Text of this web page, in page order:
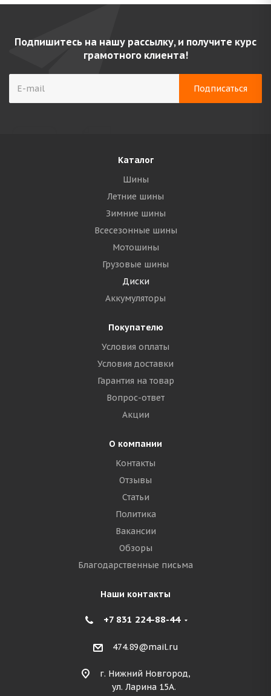
Подпишитесь на нашу рассылку, и получите курс
грамотного клиента!
Каталог
Шины
Летние шины
Зимние шины
Всесезонные шины
Мотошины
Грузовые шины
Диски
Аккумуляторы
Покупателю
Условия оплаты
Условия доставки
Гарантия на товар
Вопрос-ответ
Акции
О компании
Контакты
Отзывы
Статьи
Политика
Вакансии
Обзоры
Благодарственные письма
Наши контакты
+7 831 224-88-44
474.89@mail.ru
г. Нижний Новгород,
ул. Ларина 15А.